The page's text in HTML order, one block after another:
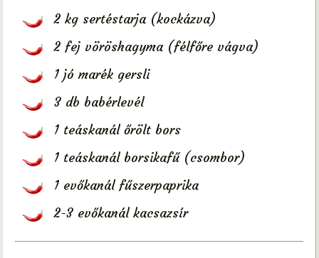
2 kg sertéstarja (kockázva)
2 fej vöröshagyma (félfőre vágva)
1 jó marék gersli
3 db babérlevél
1 teáskanál őrölt bors
1 teáskanál borsikafű (csombor)
1 evőkanál fűszerpaprika
2-3 evőkanál kacsazsír